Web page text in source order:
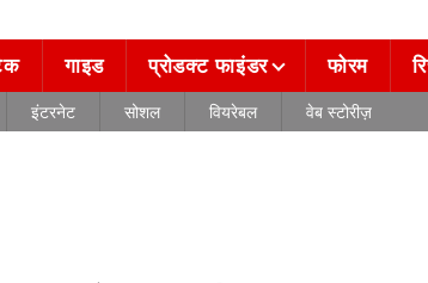
गाइड प्रोडक्ट फाइंडर फोरम
इंटरनेट सोशल वियरेबल वेब स्टोरीज़